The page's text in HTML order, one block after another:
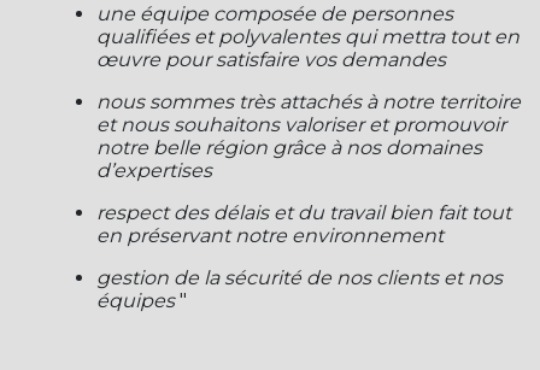
une équipe composée de personnes
qualifiées et polyvalentes qui mettra tout en
œuvre pour satisfaire vos demandes
nous sommes très attachés à notre territoire
et nous souhaitons valoriser et promouvoir
notre belle région grâce à nos domaines
d’expertises
respect des délais et du travail bien fait tout
en préservant notre environnement
gestion de la sécurité de nos clients et nos
équipes"